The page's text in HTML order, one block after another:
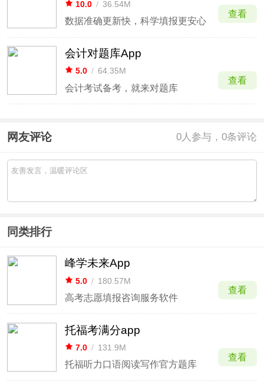
10.0 / 36.54M
数据准确更新快，科学填报更安心
查看
会计对题库App
5.0 / 64.35M
会计考试备考，就来对题库
查看
网友评论 0 人参与，0条评论
同类排行
峰学未来App
5.0 / 180.57M
高考志愿填报咨询服务软件
查看
托福考满分app
7.0 / 131.9M
托福听力口语阅读写作官方题库
查看